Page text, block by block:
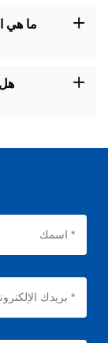
من التحقق من
جميع
ما هي
الصناعات، بما في